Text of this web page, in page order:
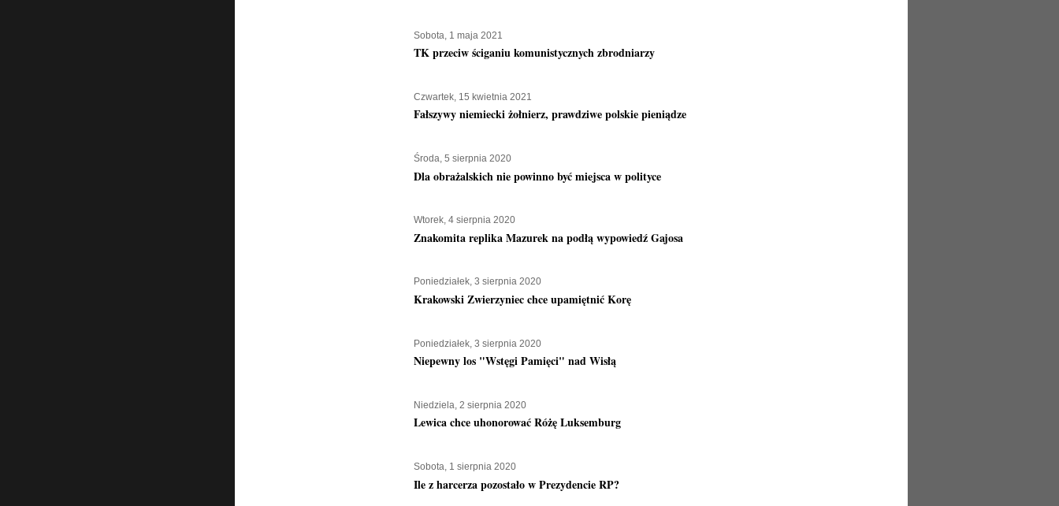
Sobota, 1 maja 2021
TK przeciw ściganiu komunistycznych zbrodniarzy
Czwartek, 15 kwietnia 2021
Fałszywy niemiecki żołnierz, prawdziwe polskie pieniądze
Środa, 5 sierpnia 2020
Dla obrażalskich nie powinno być miejsca w polityce
Wtorek, 4 sierpnia 2020
Znakomita replika Mazurek na podłą wypowiedź Gajosa
Poniedziałek, 3 sierpnia 2020
Krakowski Zwierzyniec chce upamiętnić Korę
Poniedziałek, 3 sierpnia 2020
Niepewny los "Wstęgi Pamięci" nad Wisłą
Niedziela, 2 sierpnia 2020
Lewica chce uhonorować Różę Luksemburg
Sobota, 1 sierpnia 2020
Ile z harcerza pozostało w Prezydencie RP?